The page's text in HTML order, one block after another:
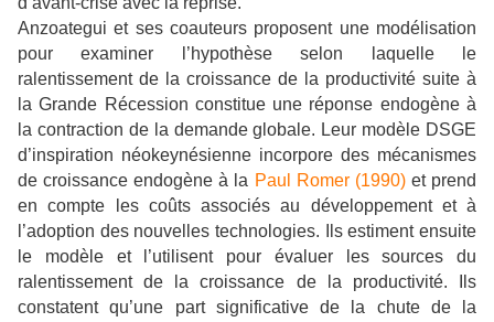
Anzoategui et ses coauteurs proposent une modélisation
pour examiner l’hypothèse selon laquelle le
ralentissement de la croissance de la productivité suite à
la Grande Récession constitue une réponse endogène à
la contraction de la demande globale. Leur modèle DSGE
d’inspiration néokeynésienne incorpore des mécanismes
de croissance endogène à la Paul Romer (1990) et prend
en compte les coûts associés au développement et à
l’adoption des nouvelles technologies. Ils estiment ensuite
le modèle et l’utilisent pour évaluer les sources du
ralentissement de la croissance de la productivité. Ils
constatent qu’une part significative de la chute de la